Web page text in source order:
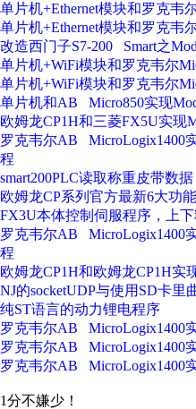
单片机+Ethernet模块和罗克韦
单片机+Ethernet模块和罗克韦
改造西门子S7-200 Smart之
单片机+WiFi模块和罗克韦尔
单片机+WiFi模块和罗克韦尔
单片机和AB Micro850实现
欧姆龙CP1H和三菱FX5U实现
罗克韦尔AB MicroLogix1400
程
smart200PLC读取称重皮带数据
欧姆龙CP系列官方最新6大功
FX3U本体控制伺服程序，上
罗克韦尔AB MicroLogix1400
程
欧姆龙CP1H和欧姆龙CP1H
NJ的socketUDP与使用SD卡里
纯ST语言的动力锂电程序
罗克韦尔AB MicroLogix1400
罗克韦尔AB MicroLogix1400
罗克韦尔AB MicroLogix1400
1分不嫌少！